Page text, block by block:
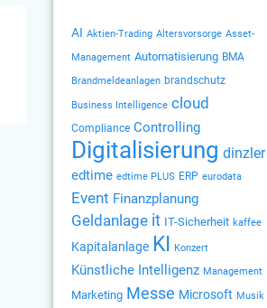
AI Aktien-Trading Altersvorsorge Asset-
Management Automatisierung BMA
Brandmeldeanlagen brandschutz
Business Intelligence cloud
Compliance Controlling
Digitalisierung dinzler
edtime edtime PLUS ERP eurodata
Event Finanzplanung
Geldanlage it IT-Sicherheit kaffee
Kapitalanlage KI Konzert
Künstliche Intelligenz Management
Marketing Messe Microsoft Musik